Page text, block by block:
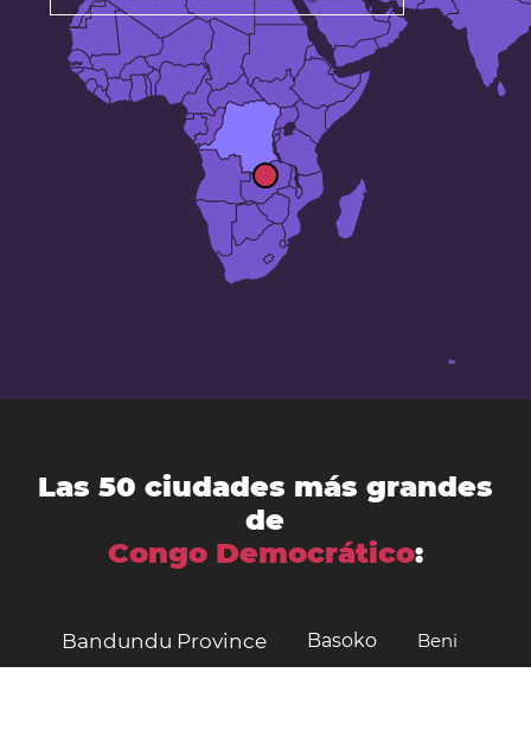
Las 50 ciudades más grandes
de
Congo Democrático:
Bandundu Province Basoko Beni